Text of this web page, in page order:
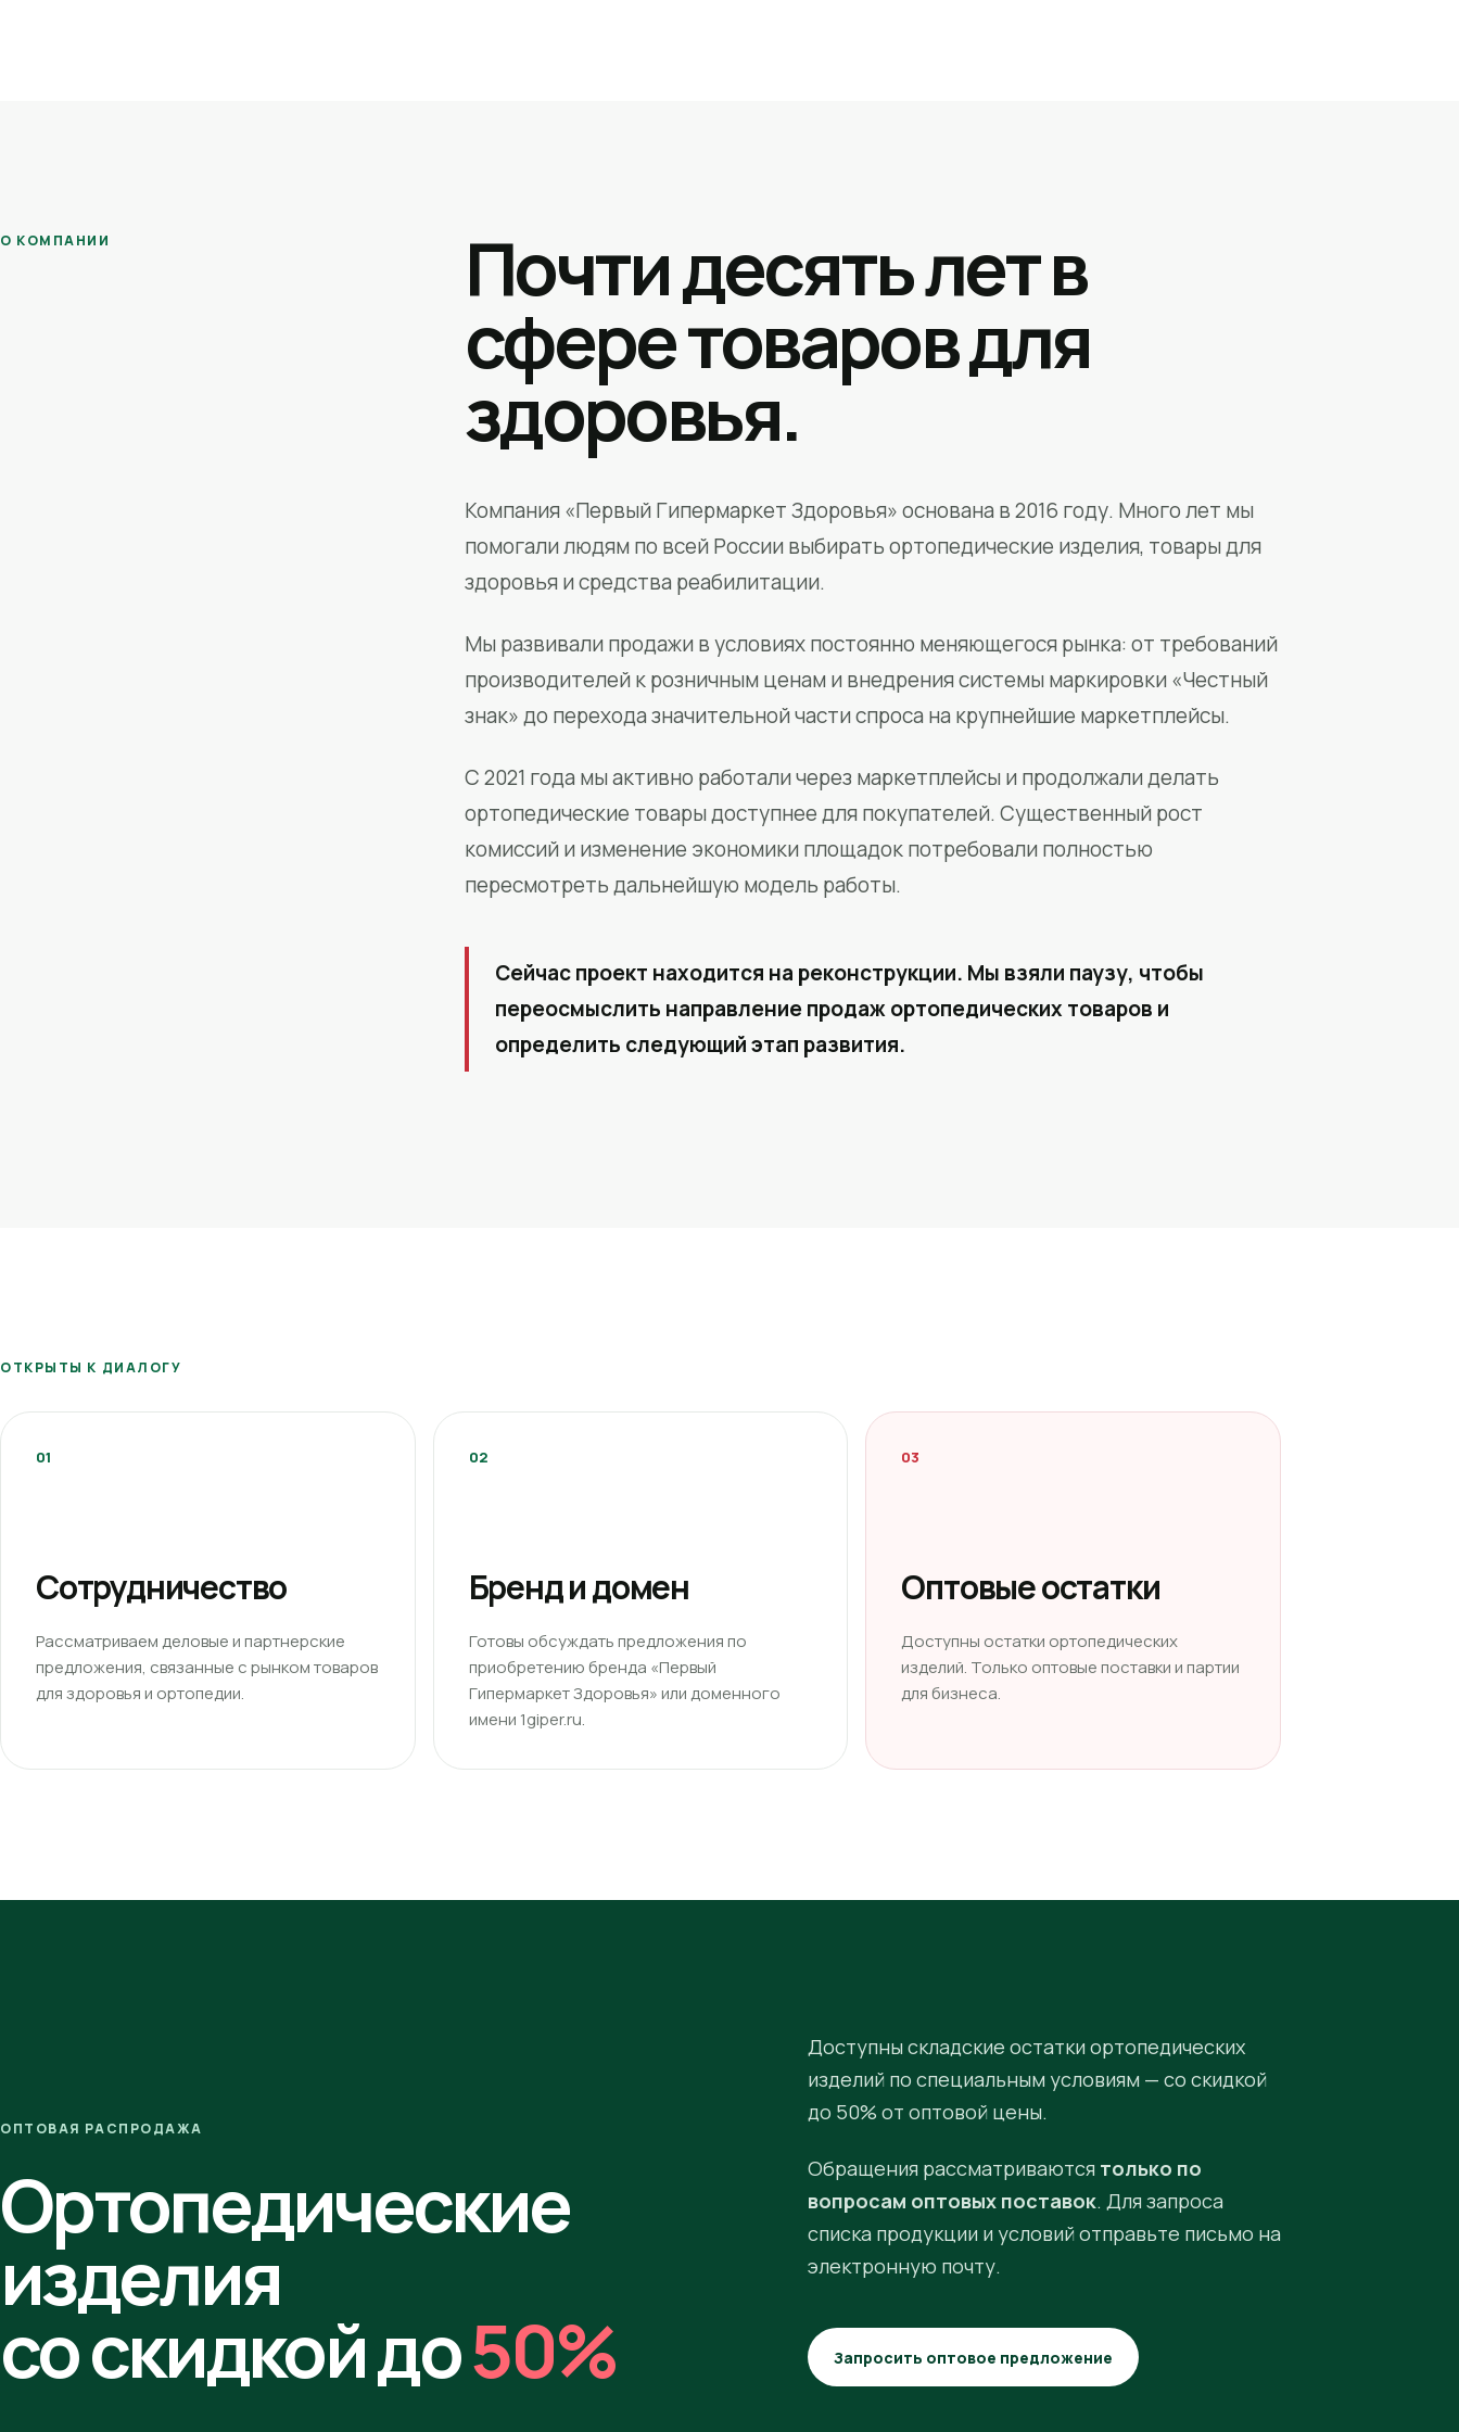
О КОМПАНИИ Почти десять лет в
сфере товаров для
здоровья.
Компания «Первый Гипермаркет Здоровья» основана в 2016 году. Много лет мы
помогали людям по всей России выбирать ортопедические изделия, товары для
здоровья и средства реабилитации.
Мы развивали продажи в условиях постоянно меняющегося рынка: от требований
производителей к розничным ценам и внедрения системы маркировки «Честный
знак» до перехода значительной части спроса на крупнейшие маркетплейсы.
С 2021 года мы активно работали через маркетплейсы и продолжали делать
ортопедические товары доступнее для покупателей. Существенный рост
комиссий и изменение экономики площадок потребовали полностью
пересмотреть дальнейшую модель работы.
Сейчас проект находится на реконструкции. Мы взяли паузу, чтобы
переосмыслить направление продаж ортопедических товаров и
определить следующий этап развития.
ОТКРЫТЫ К ДИАЛОГУ
01
Сотрудничество
Рассматриваем деловые и партнерские
предложения, связанные с рынком товаров
для здоровья и ортопедии.
02
Бренд и домен
Готовы обсуждать предложения по
приобретению бренда «Первый
Гипермаркет Здоровья» или доменного
имени 1giper.ru.
03
Оптовые остатки
Доступны остатки ортопедических
изделий. Только оптовые поставки и партии
для бизнеса.
ОПТОВАЯ РАСПРОДАЖА
Ортопедические
изделия
со скидкой до50%
Доступны складские остатки ортопедических
изделий по специальным условиям — со скидкой
до 50% от оптовой цены.
Обращения рассматриваются только по
вопросам оптовых поставок. Для запроса
списка продукции и условий отправьте письмо на
электронную почту.
Запросить оптовое предложение